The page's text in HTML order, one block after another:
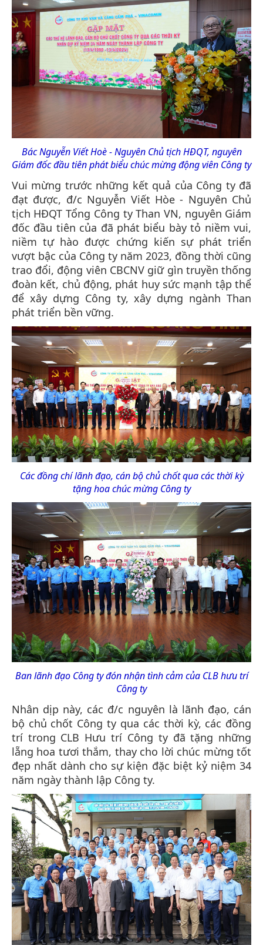
Bác Nguyễn Viết Hoè - Nguyên Chủ tịch HĐQT, nguyên
Giám đốc đầu tiên phát biểu chúc mừng động viên Công ty
Vui mừng trước những kết quả của Công ty đã
đạt được, đ/c Nguyễn Viết Hòe - Nguyên Chủ
tịch HĐQT Tổng Công ty Than VN, nguyên Giám
đốc đầu tiên của đã phát biểu bày tỏ niềm vui,
niềm tự hào được chứng kiến sự phát triển
vượt bậc của Công ty năm 2023, đồng thời cũng
trao đổi, động viên CBCNV giữ gìn truyền thống
đoàn kết, chủ động, phát huy sức mạnh tập thể
để xây dựng Công ty, xây dựng ngành Than
phát triển bền vững.
Các đồng chí lãnh đạo, cán bộ chủ chốt qua các thời kỳ
tặng hoa chúc mừng Công ty
Ban lãnh đạo Công ty đón nhận tình cảm của CLB hưu trí
Công ty
Nhân dịp này, các đ/c nguyên là lãnh đạo, cán
bộ chủ chốt Công ty qua các thời kỳ, các đồng
trí trong CLB Hưu trí Công ty đã tặng những
lẵng hoa tươi thắm, thay cho lời chúc mừng tốt
đẹp nhất dành cho sự kiện đặc biệt kỷ niệm 34
năm ngày thành lập Công ty.